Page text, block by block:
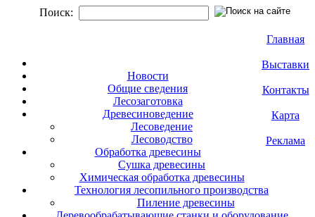
Поиск:
Главная
Выставки
Контакты
Карта
Реклама
Новости
Общие сведения
Лесозаготовка
Древесиноведение
Лесоведение
Лесоводство
Обработка древесины
Сушка древесины
Химическая обработка древесины
Технология лесопильного производства
Пиление древесины